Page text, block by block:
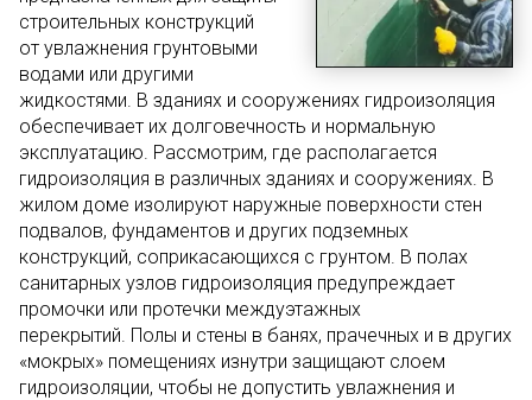
строительных конструкций
от увлажнения грунтовыми
водами или другими
жидкостями. В зданиях и сооружениях гидроизоляция
обеспечивает их долговечность и нормальную
эксплуатацию. Рассмотрим, где располагается
гидроизоляция в различных зданиях и сооружениях. В
жилом доме изолируют наружные поверхности стен
подвалов, фундаментов и других подземных
конструкций, соприкасающихся с грунтом. В полах
санитарных узлов гидроизоляция предупреждает
промочки или протечки междуэтажных
перекрытий. Полы и стены в банях, прачечных и в других
«мокрых» помещениях изнутри защищают слоем
гидроизоляции, чтобы не допустить увлажнения и